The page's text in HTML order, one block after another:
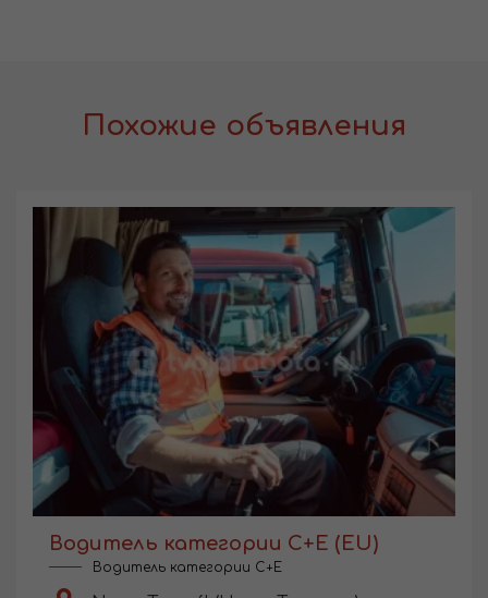
Похожие объявления
Водитель категории С+Е (EU)
Водитель категории C+E